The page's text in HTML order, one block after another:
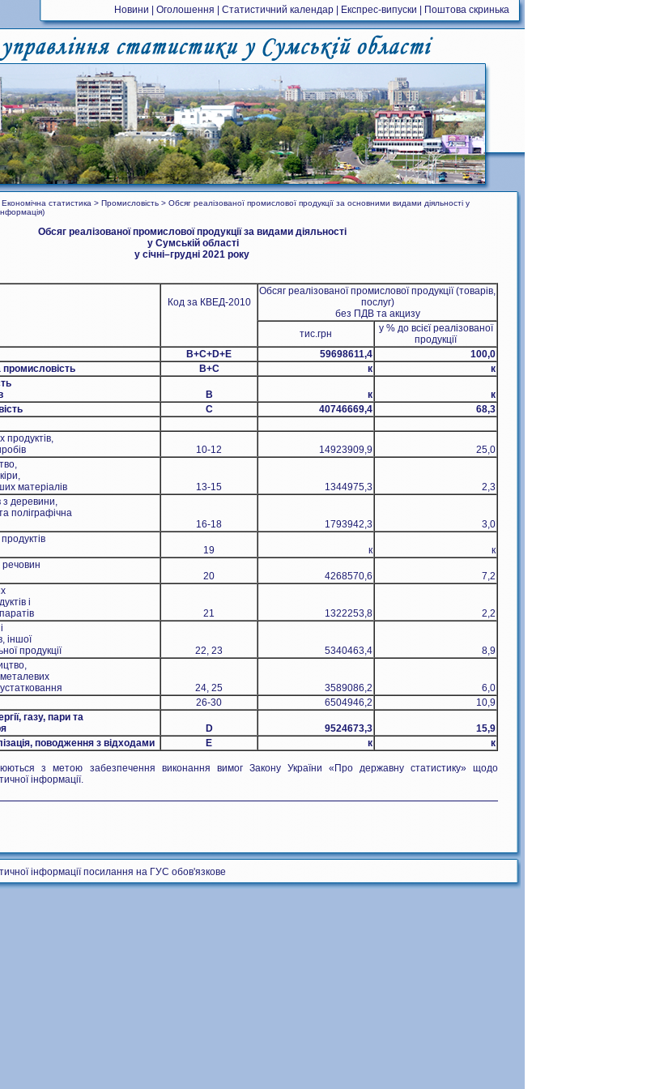
Новини Оголошення Статистичний календар Експрес-випуски Поштова скринька
статистика > Промисловість > Обсяг реалізованої промислової продукції за основними видами діяльності у
Обсяг реалізованої промислової продукції за видами діяльності
у Сумській області
у січні–грудні2021 року
Код за КВЕД-2010
Обсяг реалізованої промислової продукції (товарів,
послуг)
без ПДВ та акцизу
тис.грн
у % до всієї реалізованої
продукції
B+C+D+Е 59698611,4
100,0
B+C к
к
B к
к
С 40746669,4
68,3
10-12 14923909,9
25,0
матеріалів
13-15 1344975,3
2,3
з деревини,
поліграфічна
16-18 1793942,3
3,0
19 к
к
20 4268570,6
7,2
і
21 1322253,8
2,2
іншої
продукції
22, 23 5340463,4
8,9
24, 25 3589086,2
6,0
26-30 6504946,2
10,9
газу, пари та
D 9524673,3
15,9
поводження з відходами
Е к к
з метою забезпечення виконання вимог Закону України «Про державну статистику» щодо
інформації.
інформації посилання на ГУС обов'язкове